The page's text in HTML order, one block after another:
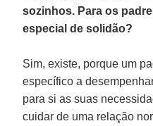
sozinhos. Para os
especial de solidão?
Sim, existe, porque um
específico a
para si as suas
cuidar de uma relação